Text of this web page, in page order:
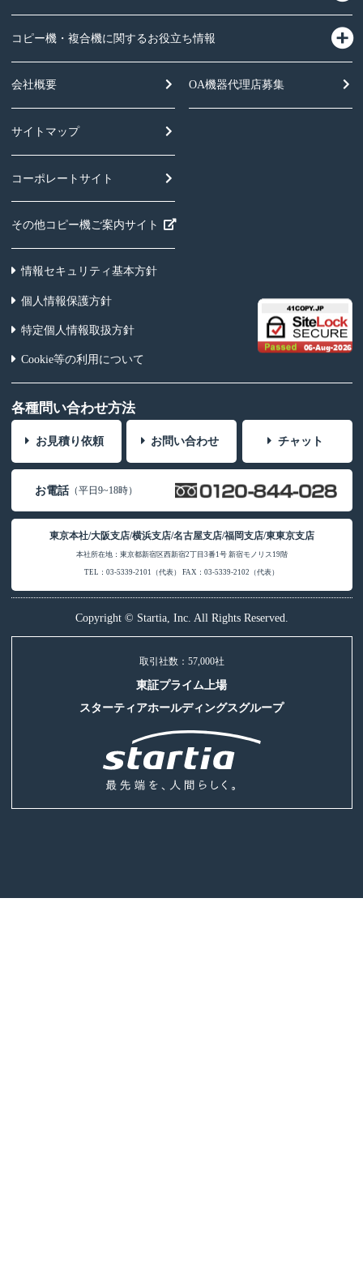
コピー機・複合機に関するお役立ち情報
会社概要
サイトマップ
コーポレートサイト
その他コピー機ご案内サイト
OA機器代理店募集
情報セキュリティ基本方針
個人情報保護方針
特定個人情報取扱方針
Cookie等の利用について
各種問い合わせ方法
お見積り依頼 お問い合わせ チャット
お電話（平日9~18時）
東京本社/大阪支店/横浜支店/名古屋支店/福岡支店/東東京支店
本社所在地：東京都新宿区西新宿2丁目3番1号 新宿モノリス19階
TEL：03-5339-2101（代表） FAX：03-5339-2102（代表）
Copyright © Startia, Inc. All Rights Reserved.
取引社数：57,000社
東証プライム上場
スターティアホールディングスグループ